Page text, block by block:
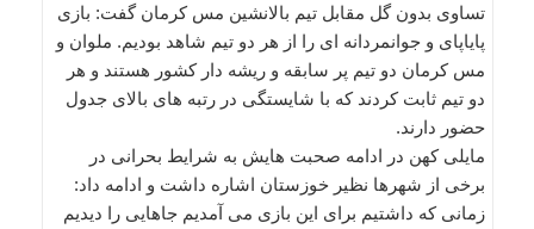
تساوی بدون گل مقابل تیم بالانشین مس کرمان گفت: بازی
پایاپای و جوانمردانه ای را از هر دو تیم شاهد بودیم. ملوان و
مس کرمان دو تیم پر سابقه و ریشه دار کشور هستند و هر
دو تیم ثابت کردند که با شایستگی در رتبه های بالای جدول
حضور دارند.
مایلی کهن در ادامه صحبت هایش به شرایط بحرانی در
برخی از شهرها نظیر خوزستان اشاره داشت و ادامه داد:
زمانی که داشتیم برای این بازی می آمدیم جاهایی را دیدیم